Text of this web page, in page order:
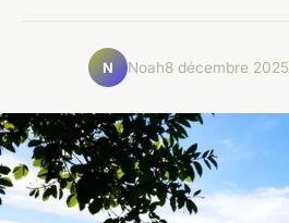
N Noah8 décembre 2025